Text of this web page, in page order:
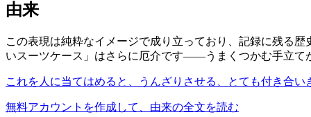
由来
この表現は純粋なイメージで成り立っており、記録に残る歴
いスーツケース」はさらに厄介です——うまくつかむ手立て
これを人に当てはめると、うんざりさせる、とても付き合
無料アカウントを作成して、由来の全文を読む